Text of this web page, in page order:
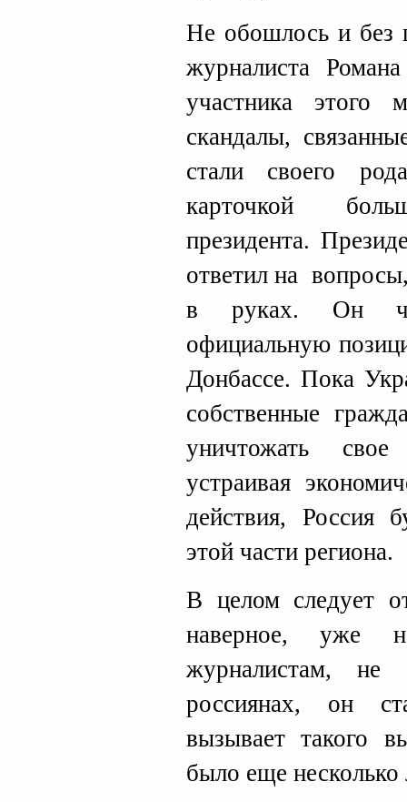
Не обошлось и без
журналиста
участника этого
скандалы,
стали своего
карточкой
президента.
ответил на
в руках. Он
официальную
Донбассе. Пока
собственные
уничтожать свое
устраивая
действия, Россия
этой части региона.
В целом следует
наверное, уже
журналистам,
россиянах, он
вызывает такого
было еще несколько